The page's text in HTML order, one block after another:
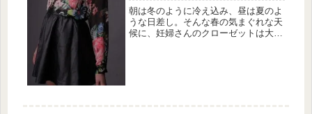
リング術
朝は冬のように冷え込み、昼は夏のよ
うな日差し。そんな春の気まぐれな天
候に、妊婦さんのクローゼットは大混